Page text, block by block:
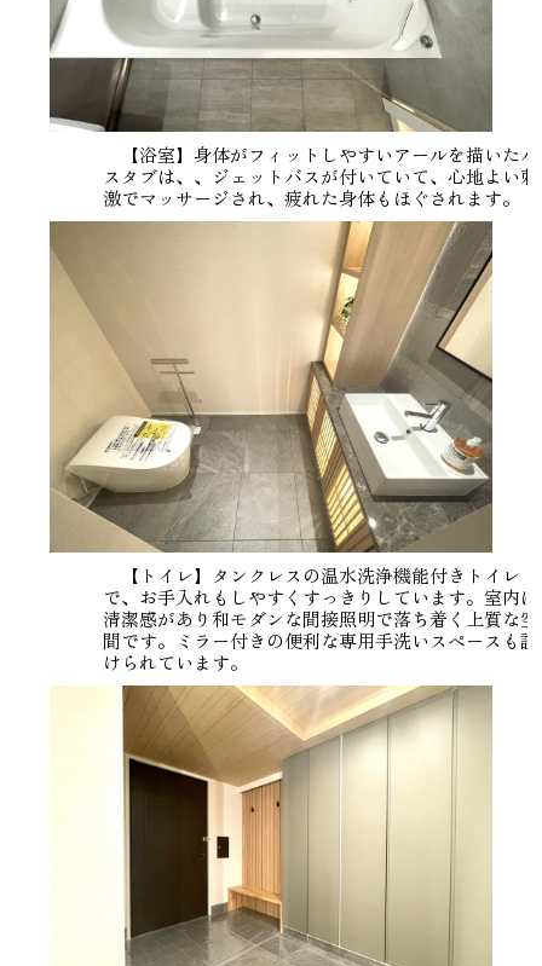
【浴室】身体がフィットしやすいアールを描いたバ
スタブは、、ジェットバスが付いていて、心地よい刺
激でマッサージされ、疲れた身体もほぐされます。
【トイレ】タンクレスの温水洗浄機能付きトイレ
で、お手入れもしやすくすっきりしています。室内は
清潔感があり和モダンな間接照明で落ち着く上質な空
間です。ミラー付きの便利な専用手洗いスペースも設
けられています。